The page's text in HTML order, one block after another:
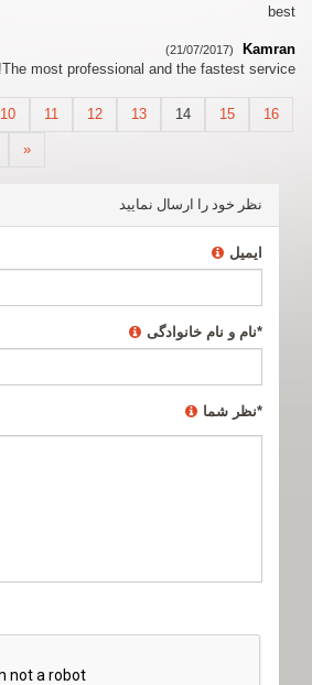
best
Kamran
(21/07/2017)
The most professional and the fastest service!
10 11 12 13 14 15 16
»
نظر خود را ارسال نمایید
ایمیل
*نام و نام خانوادگی
*نظر شما